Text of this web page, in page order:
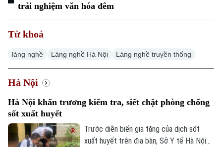
trải nghiệm văn hóa đêm
Từ khoá
làng nghề Làng nghề Hà Nội Làng nghề truyền thống
Hà Nội
Hà Nội khẩn trương kiểm tra, siết chặt phòng chống
sốt xuất huyết
Trước diễn biến gia tăng của dịch sốt
xuất huyết trên địa bàn, Sở Y tế Hà Nội